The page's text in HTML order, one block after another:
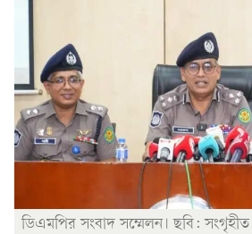
ডিএমপির সংবাদ সম্মেলন। ছবি: সংগৃহীত